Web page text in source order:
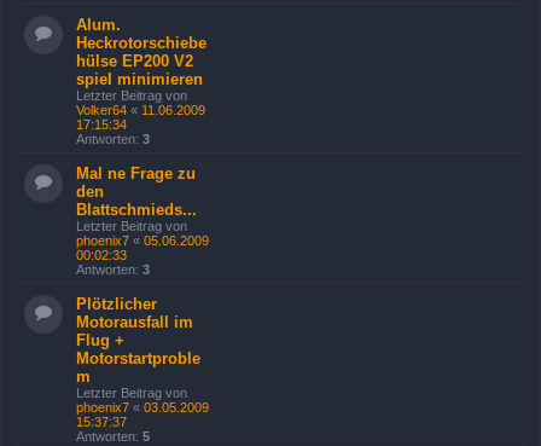
Alum.
Heckrotorschiebe
hülse EP200 V2
spiel minimieren
Letzter Beitrag von
Volker64 « 11.06.2009
17:15:34
Antworten: 3
Mal ne Frage zu
den
Blattschmieds...
Letzter Beitrag von
phoenix7 « 05.06.2009
00:02:33
Antworten: 3
Plötzlicher
Motorausfall im
Flug +
Motorstartproble
m
Letzter Beitrag von
phoenix7 « 03.05.2009
15:37:37
Antworten: 5